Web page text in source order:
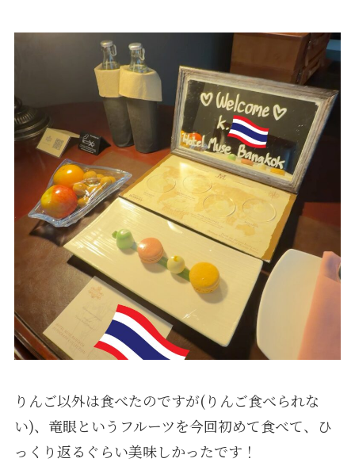
りんご以外は食べたのですが(りんご食べられな
い)、竜眼というフルーツを今回初めて食べて、ひ
っくり返るぐらい美味しかったです！